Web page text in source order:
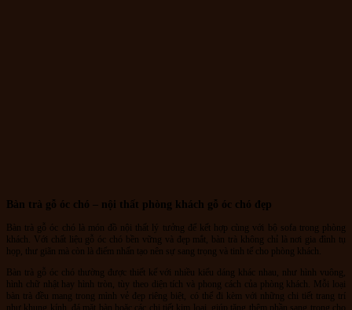
Bàn trà gỗ óc chó – nội thất phòng khách gỗ óc chó đẹp
Bàn trà gỗ óc chó là món đồ nội thất lý tưởng để kết hợp cùng với bộ sofa trong phòng
khách. Với chất liệu gỗ óc chó bền vững và đẹp mắt, bàn trà không chỉ là nơi gia đình tụ
họp, thư giãn mà còn là điểm nhấn tạo nên sự sang trọng và tinh tế cho phòng khách.
Bàn trà gỗ óc chó thường được thiết kế với nhiều kiểu dáng khác nhau, như hình vuông,
hình chữ nhật hay hình tròn, tùy theo diện tích và phong cách của phòng khách. Mỗi loại
bàn trà đều mang trong mình vẻ đẹp riêng biệt, có thể đi kèm với những chi tiết trang trí